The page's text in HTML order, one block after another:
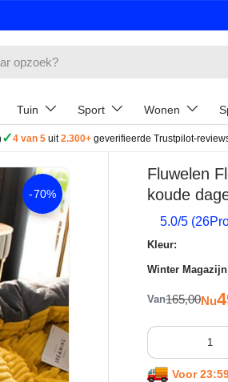
Tuin Sport Wonen
✓4 van 5 uit2.300+ geverifieerde Trustpilot-
-70%
Fluwelen
koude
5.0/5 (26
Kleur:
Winter
VanReguliere
165,00Nu
Aantal
Voor